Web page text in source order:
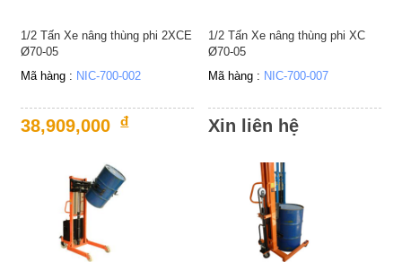
1/2 Tấn Xe nâng thùng phi 2XCE
Ø70-05
Mã hàng : NIC-700-002
38,909,000 đ
1/2 Tấn Xe nâng thùng phi XC
Ø70-05
Mã hàng : NIC-700-007
Xin liên hệ